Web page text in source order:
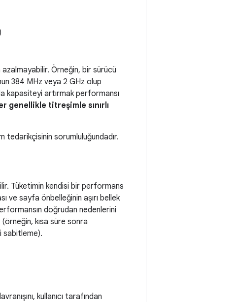
Örneğin, bir sürücü
384 MHz veya 2 GHz olup
kapasiteyi artırmak performansı
genellikle titreşimle sınırlı
tedarikçisinin sorumluluğundadır.
Tüketimin kendisi bir performans
ve sayfa önbelleğinin aşırı bellek
doğrudan nedenlerini
kısa süre sonra
sabitleme).
kullanıcı tarafından